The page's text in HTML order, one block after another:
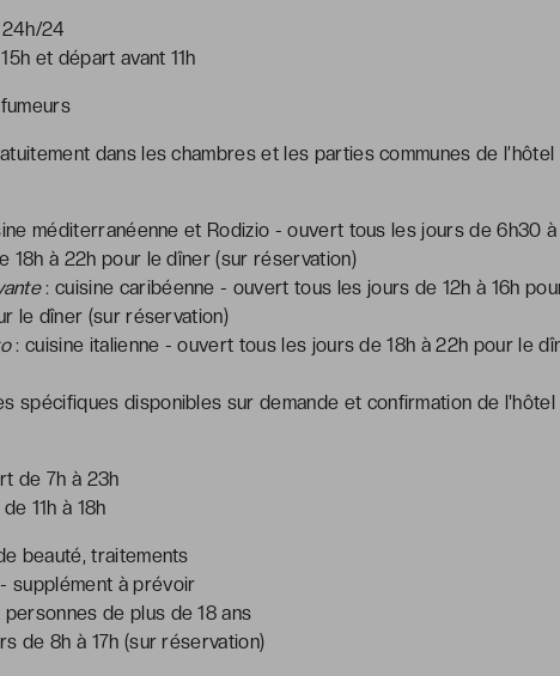
24
et départ avant 11h
dans les chambres et les parties communes de l’hôtel
méditerranéenne et Rodizio - ouvert tous les jours de 6h30 à
18h à 22h pour le dîner (sur réservation)
: cuisine caribéenne - ouvert tous les jours de 12h à 16h
le dîner (sur réservation)
: cuisine italienne - ouvert tous les jours de 18h à 22h pour le
spécifiques disponibles sur demande et confirmation de l'hôtel
de 7h à 23h
11h à 18h
beauté, traitements
supplément à prévoir
de plus de 18 ans
de 8h à 17h (sur réservation)